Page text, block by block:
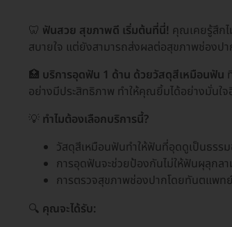
🦷 ฟันสวย สุขภาพดี เริ่มต้นที่นี่! คุณเคยรู้สึก
สบายใจ แต่ยังสามารถส่งผลต่อสุขภาพช่องป
🏥 บริการอุดฟัน 1 ด้าน ด้วยวัสดุสีเหมือนฟัน
อย่างมีประสิทธิภาพ ทำให้คุณยิ้มได้อย่างมั่นใ
💡 ทำไมต้องเลือกบริการนี้?
วัสดุสีเหมือนฟันทำให้ฟันที่อุดดูเป็นธรร
การอุดฟันจะช่วยป้องกันไม่ให้ฟันผุลุกล
การตรวจสุขภาพช่องปากโดยทันตแพท
🔍 คุณจะได้รับ: